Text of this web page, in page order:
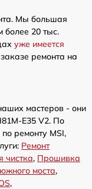
Мы большая
более 20 тыс.
уже имеется
ремонта на
мастеров - они
E35 V2. По
ремонту MSI,
Ремонт
чистка, Прошивка
моста,
,